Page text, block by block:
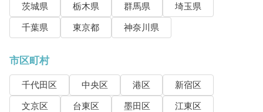
茨城県 栃木県 群馬県
埼玉県
千葉県
東京都 神奈川県
市区町村
千代田区 中央区 港区
新宿区
文京区
台東区 墨田区
江東区